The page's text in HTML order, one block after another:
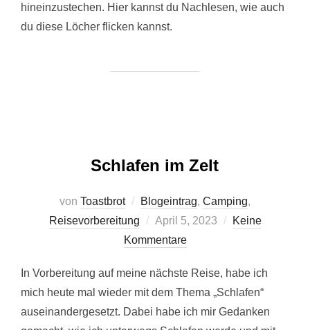
hineinzustechen. Hier kannst du Nachlesen, wie auch
du diese Löcher flicken kannst.
Schlafen im Zelt
von Toastbrot Blogeintrag, Camping,
Reisevorbereitung
Veröffentlicht
am
April 5, 2023
Keine
Kommentare
In Vorbereitung auf meine nächste Reise, habe ich
mich heute mal wieder mit dem Thema „Schlafen“
auseinandergesetzt. Dabei habe ich mir Gedanken